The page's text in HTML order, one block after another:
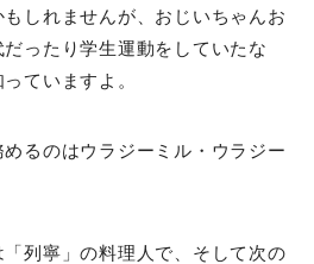
しれませんが、おじいちゃんお
ったり学生運動をしていたな
ていますよ。
るのはウラジーミル・ウラジー
「列寧」の料理人で、そして次の